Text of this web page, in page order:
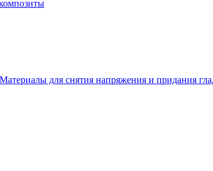
Материалы для снятия напряжения и придания